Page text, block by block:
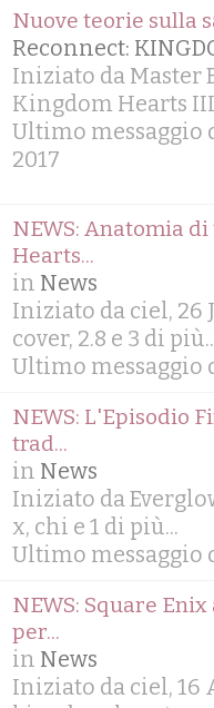
Nuove teorie sulla
Reconnect:
Iniziato da Master
Kingdom Hearts III
Ultimo messaggio
2017
NEWS: Anatomia
Hearts...
in News
Iniziato da ciel, 26
cover, 2.8 e 3 di
Ultimo messaggio
NEWS: L'Episodio
trad...
in News
Iniziato da
x, chi e 1 di più...
Ultimo messaggio
NEWS: Square
per...
in News
Iniziato da ciel, 16